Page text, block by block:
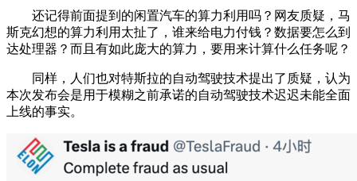
还记得前面提到的闲置汽车的算力利用吗？网友质疑，马
斯克幻想的算力利用太扯了，谁来给电力付钱？数据要怎么到
达处理器？而且有如此庞大的算力，要用来计算什么任务呢？
同样，人们也对特斯拉的自动驾驶技术提出了质疑，认为
本次发布会是用于模糊之前承诺的自动驾驶技术迟迟未能全面
上线的事实。